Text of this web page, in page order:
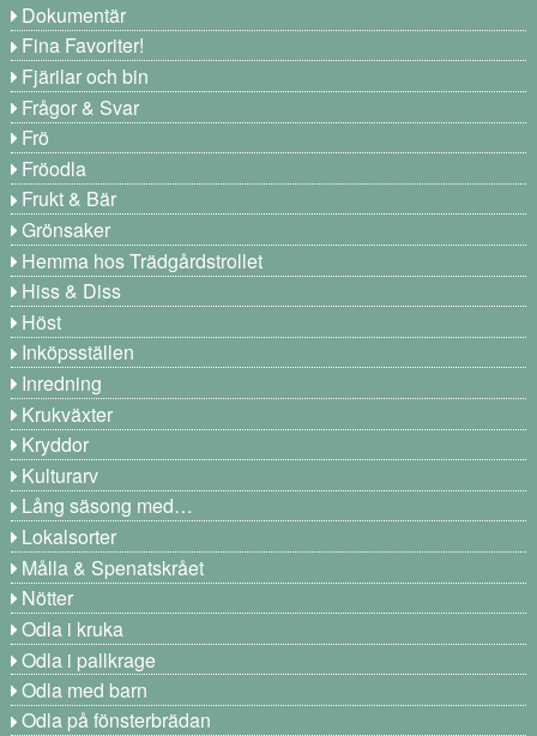
Dokumentär
Fina Favoriter!
Fjärilar och bin
Frågor & Svar
Frö
Fröodla
Frukt & Bär
Grönsaker
Hemma hos Trädgårdstrollet
Hiss & Diss
Höst
Inköpsställen
Inredning
Krukväxter
Kryddor
Kulturarv
Lång säsong med…
Lokalsorter
Målla & Spenatskrået
Nötter
Odla i kruka
Odla i pallkrage
Odla med barn
Odla på fönsterbrädan